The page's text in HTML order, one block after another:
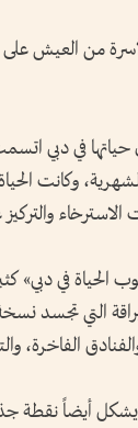
من العيش
في دبي
وكانت
الحياة في
التي تجسد
الفاخرة،
يشكل أيضاً نقطة